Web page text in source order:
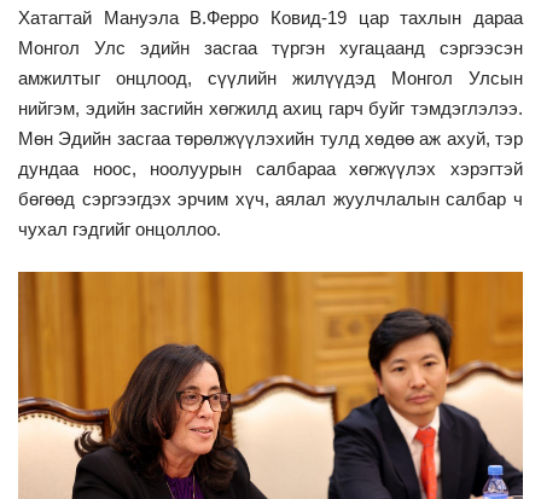
Хатагтай Мануэла В.Ферро Ковид-19 цар тахлын дараа
Монгол Улс эдийн засгаа түргэн хугацаанд сэргээсэн
амжилтыг онцлоод, сүүлийн жилүүдэд Монгол Улсын
нийгэм, эдийн засгийн хөгжилд ахиц гарч буйг тэмдэглэлээ.
Мөн Эдийн засгаа төрөлжүүлэхийн тулд хөдөө аж ахуй, тэр
дундаа ноос, ноолуурын салбараа хөгжүүлэх хэрэгтэй
бөгөөд сэргээгдэх эрчим хүч, аялал жуулчлалын салбар ч
чухал гэдгийг онцоллоо.